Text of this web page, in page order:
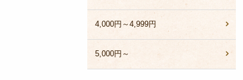
4,000円～4,999円
5,000円～